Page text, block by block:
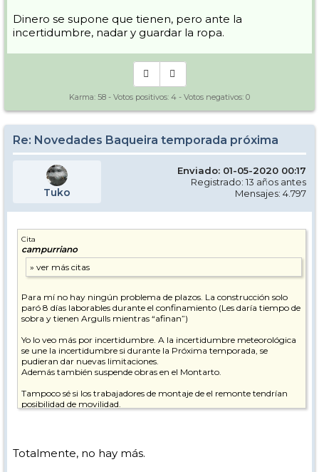
Dinero se supone que tienen, pero ante la
incertidumbre, nadar y guardar la ropa.
Karma: 58 - Votos positivos: 4 - Votos negativos: 0
Re: Novedades Baqueira temporada próxima
Tuko
Enviado: 01-05-2020 00:17
Registrado: 13 años antes
Mensajes: 4.797
Cita
campurriano
Para mí no hay ningún problema de plazos. La construcción solo
paró 8 días laborables durante el confinamiento (Les daría tiempo de
sobra y tienen Argulls mientras “afinan”)
Yo lo veo más por incertidumbre. A la incertidumbre meteorológica
se une la incertidumbre si durante la Próxima temporada, se
pudieran dar nuevas limitaciones.
Además también suspende obras en el Montarto.
Tampoco sé si los trabajadores de montaje de el remonte tendrían
posibilidad de movilidad.
Totalmente, no hay más.